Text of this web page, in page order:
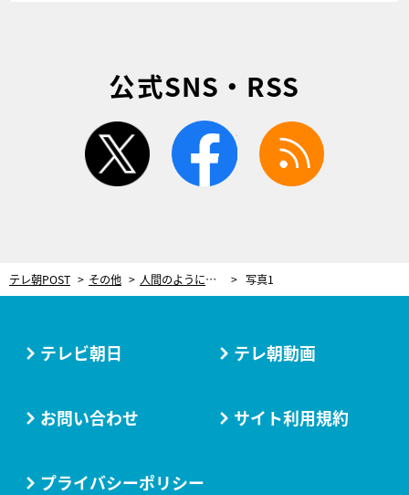
公式SNS・RSS
twitter facebook
テレ朝POST その他 人間のように喋りすぎ!? 人気芸人ばりに「あるある」を言うネコいぬに本人も大興奮 写真1
テレビ朝日 テレ朝動画
お問い合わせ サイト利用規約
プライバシーポリシー